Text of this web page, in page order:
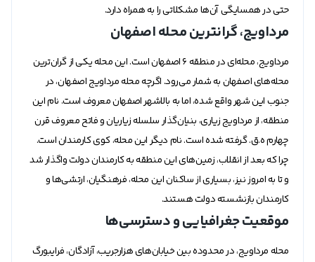
حتی در همسایگی آن‌ها مشکلاتی را به همراه دارد.
مرداویج، گرانترین محله اصفهان
مرداویج، محله‌ای در منطقه 6 اصفهان است. این محله یکی از گران‌ترین
محله‌های اصفهان به شمار می‌رود. اگرچه محله مرداویج اصفهان، در
جنوب این شهر واقع شده، اما به بالاشهر اصفهان معروف است. نام این
منطقه، از مرداویج زیاری، بنیان‌گذار سلسله زیاریان و فاتح معروف قرن
چهارم ه.ق. گرفته شده است. نام دیگر این محله، کوی کارمندان است.
چرا که بعد از انقلاب، زمین‌های این منطقه به کارمندان دولت واگذار شد
و تا به امروز نیز، بسیاری از ساکنان این محله، فرهنگیان، ارتشی‌ها و
کارمندان بازنشسته دولت هستند.
موقعیت جغرافیایی و دسترسی‌ها
محله مرداویج، در محدوده بین خیابان‌های هزارجریب، آزادگان، فرایبورگ